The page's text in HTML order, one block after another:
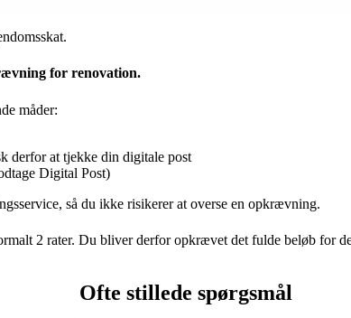
for renovation.
måder:
derfor at tjekke din digitale post
Digital Post)
så du ikke risikerer at overse en opkrævning.
2 rater. Du bliver derfor opkrævet det fulde beløb for
Ofte stillede spørgsmål